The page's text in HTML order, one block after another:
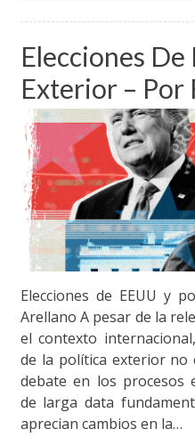
Elecciones De
Exterior – Por
Elecciones de EEUU y
Arellano A pesar de la
el contexto
de la política exterior no
debate en los procesos
de larga data
aprecian cambios en la…